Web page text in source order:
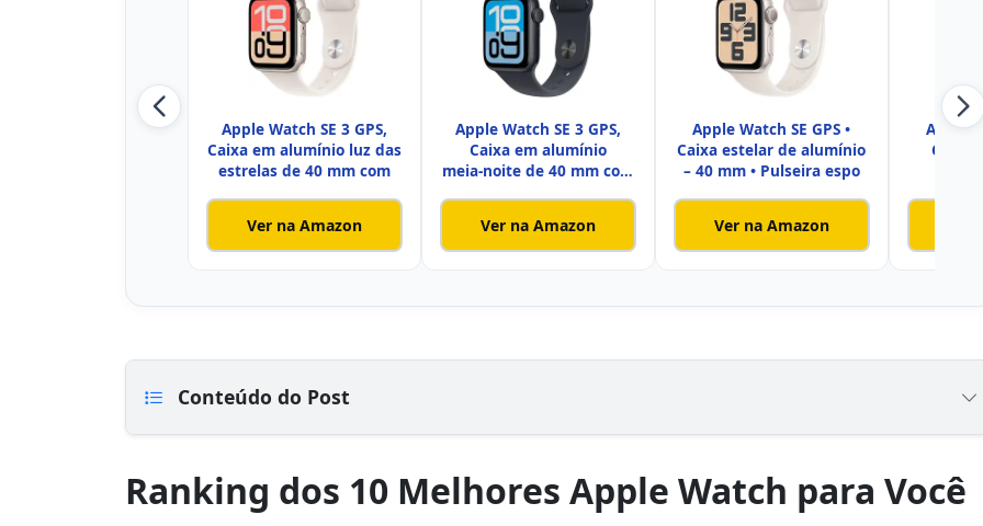
Apple Watch SE 3 GPS,
Caixa em alumínio luz das
estrelas de 40 mm com
Ver na Amazon
Apple Watch SE 3 GPS,
Caixa em alumínio
meia‑noite de 40 mm com
Ver na Amazon
Apple Watch SE GPS •
Caixa estelar de alumínio
– 40 mm • Pulseira espo
Ver na Amazon
Apple
Caixa
Conteúdo do Post
Ranking dos 10 Melhores Apple Watch para Você